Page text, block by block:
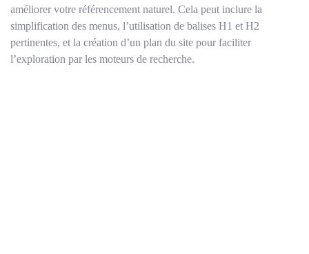
améliorer votre référencement naturel. Cela peut inclure la
simplification des menus, l’utilisation de balises H1 et H2
pertinentes, et la création d’un plan du site pour faciliter
l’exploration par les moteurs de recherche.